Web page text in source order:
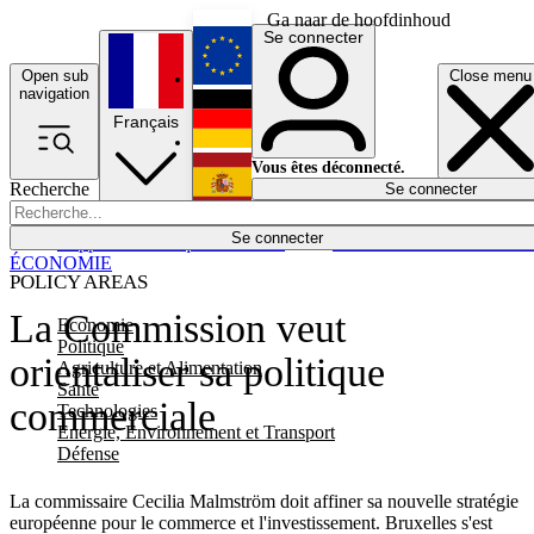
Ga naar de hoofdinhoud
Open sub
navigation
Close menu
Recherche
Se connecter
POLICY AREAS
Economie
Politique
Agriculture et Alimentation
Santé
Technologies
Energie, Environnement et Transport
Défense
Économie
Français
English
Deutsch
Español
Se connecter
Vous êtes déconnecté.
Se connecter
La Commission veut
orientaliser sa politique
commerciale
La commissaire Cecilia Malmström doit affiner sa nouvelle stratégie
européenne pour le commerce et l'investissement. Bruxelles s'est
ÉCONOMIE